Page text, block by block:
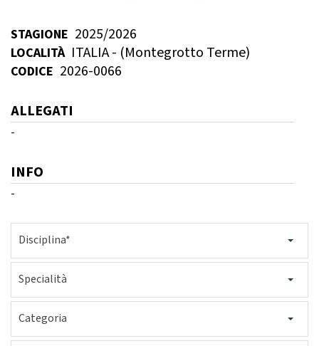
GARE
Tesseramento Territorio
Formazione
STAGIONE 2025/2026
LOCALITÀ ITALIA - (Montegrotto Terme)
CODICE 2026-0066
ALLEGATI
-
INFO
-
Disciplina*
Specialità
Categoria